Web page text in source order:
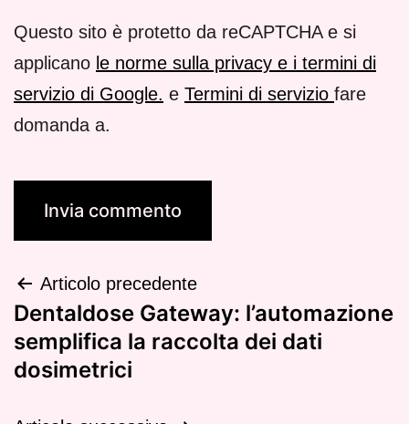
Questo sito è protetto da reCAPTCHA e si
applicano le norme sulla privacy e i termini di
servizio di Google. e Termini di servizio fare
domanda a.
Articolo precedente
Dentaldose Gateway: l’automazione
semplifica la raccolta dei dati
dosimetrici